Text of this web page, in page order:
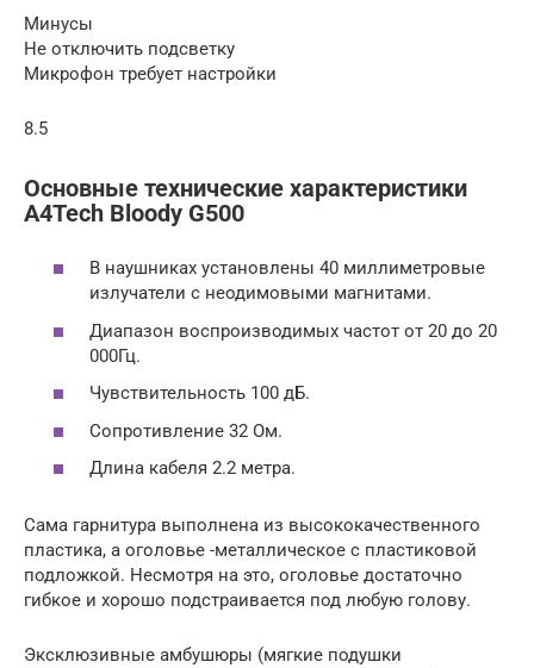
Минусы
Не отключить подсветку
Микрофон требует настройки
8.5
Основные технические характеристики
A4Tech Bloody G500
В наушниках установлены 40 миллиметровые
излучатели с неодимовыми магнитами.
Диапазон воспроизводимых частот от 20 до 20
000Гц.
Чувствительность 100 дБ.
Сопротивление 32 Ом.
Длина кабеля 2.2 метра.
Сама гарнитура выполнена из высококачественного
пластика, а оголовье -металлическое с пластиковой
подложкой. Несмотря на это, оголовье достаточно
гибкое и хорошо подстраивается под любую голову.
Эксклюзивные амбушюры (мягкие подушки